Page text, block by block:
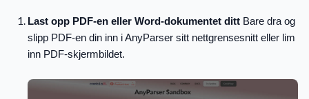
Last opp PDF-en eller Word-dokumentet ditt Bare dra og
slipp PDF-en din inn i AnyParser sitt nettgrensesnitt eller lim
inn PDF-skjermbildet.